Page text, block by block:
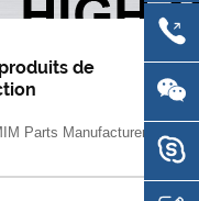
de
Parts Manufacturer